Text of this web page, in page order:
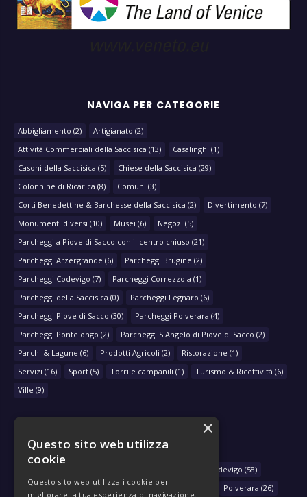
NAVIGA PER CATEGORIE
Abbigliamento (2) Artigianato (2)
Attività Commerciali della Saccisica (13) Casalinghi (1)
Casoni della Saccisica (5) Chiese della Saccisica (29)
Colonnine di Ricarica (8) Comuni (3)
Corti Benedettine & Barchesse della Saccisica (2) Divertimento (7)
Monumenti diversi (10) Musei (6) Negozi (5)
Parcheggi a Piove di Sacco con il centro chiuso (21)
Parcheggi Arzergrande (6) Parcheggi Brugine (2)
Parcheggi Codevigo (7) Parcheggi Correzzola (1)
Parcheggi della Saccisica (0) Parcheggi Legnaro (6)
Parcheggi Piove di Sacco (30) Parcheggi Polverara (4)
Parcheggi Pontelongo (2) Parcheggi S.Angelo di Piove di Sacco (2)
Parchi & Lagune (6) Prodotti Agricoli (2) Ristorazione (1)
Servizi (16) Sport (5) Torri e campanili (1) Turismo & Ricettività (6)
Ville (9)
NAVIGA PER COMUNE
Codevigo (58)
Correzzola (29) Legnaro(33) Piove di Sacco Polverara (26)
×
Questo sito web utilizza
cookie
Questo sito web utilizza i cookie per
migliorare la tua esperienza di navigazione.